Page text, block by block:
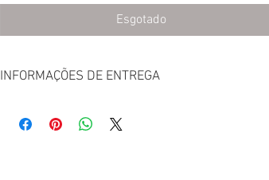
Esgotado
INFORMAÇÕES DE ENTREGA
Pode levantar o produto no nosso armazém poupando os